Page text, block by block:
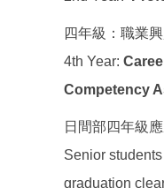
四年級：職業
4th Year:
Competency
日間部四年級
Senior
graduation